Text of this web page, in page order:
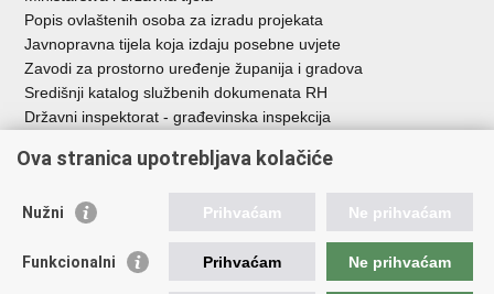
Popis ovlaštenih osoba za izradu projekata
Javnopravna tijela koja izdaju posebne uvjete
Zavodi za prostorno uređenje županija i gradova
Središnji katalog službenih dokumenata RH
Državni inspektorat - građevinska inspekcija
Vlada Republike Hrvatske
Agencija za pravni promet i posredovanje nekretninama
Ova stranica upotrebljava kolačiće
Nužni Prihvaćam Ne prihvaćam
Funkcionalni Prihvaćam Ne prihvaćam